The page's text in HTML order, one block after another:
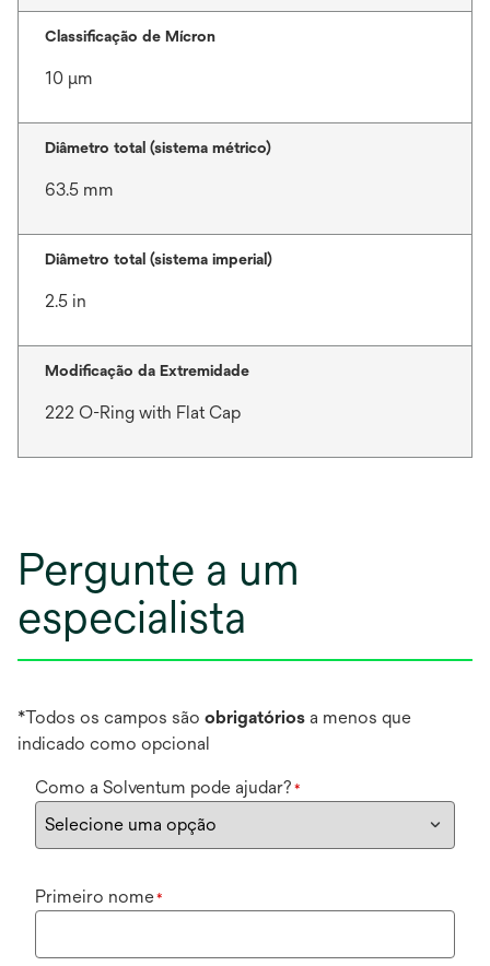
Classificação de Mícron
10 μm
Diâmetro total (sistema métrico)
63.5 mm
Diâmetro total (sistema imperial)
2.5 in
Modificação da Extremidade
222 O-Ring with Flat Cap
Pergunte a um
especialista
*Todos os campos são obrigatórios a menos que
indicado como opcional
Como a Solventum pode ajudar? *
Primeiro nome*